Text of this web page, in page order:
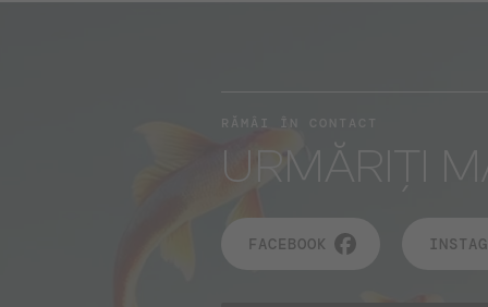
RĂMÂI ÎN CONTACT
URMĂRIȚI
FACEBOOK